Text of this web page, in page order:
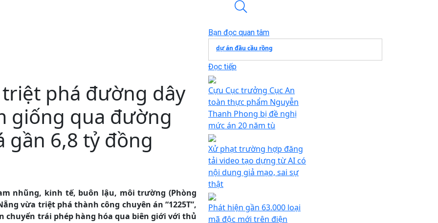
phá đường dây
giống qua đường
gần 6,8 tỷ đồng
nhũng, kinh tế, buôn lậu, môi trường (Phòng
vừa triệt phá thành công chuyên án “1225T”,
chuyển trái phép hàng hóa qua biên giới với thủ
Bạn đọc quan tâm
dự án đầu cầu rồng
Đọc tiếp
Cựu Cục trưởng Cục An
toàn thực phẩm Nguyễn
Thanh Phong bị đề nghị
mức án 20 năm tù
Xử phạt trường hợp đăng
tải video tạo dựng từ AI có
nội dung giả mạo, sai sự
thật
Phát hiện gần 63.000 loại
mã độc mới trên điện